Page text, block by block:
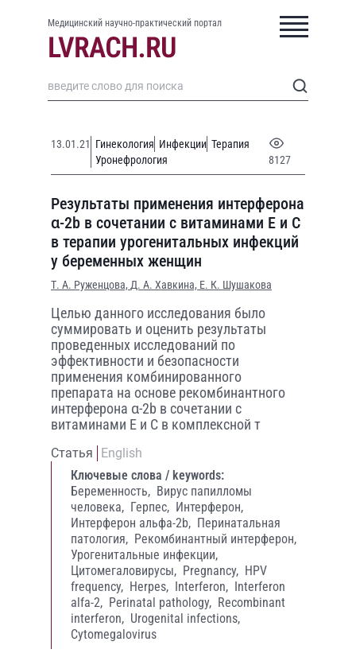
Медицинский научно-практический портал
13.01.21 Гинекология Инфекции Терапия
Уронефрология
8127
Результаты применения интерферона
α-2b в сочетании с витаминами Е и С
в терапии урогенитальных инфекций
у беременных женщин
Т. А. Руженцова, Д. А. Хавкина, Е. К. Шушакова
Целью данного исследования было
суммировать и оценить результаты
проведенных исследований по
эффективности и безопасности
применения комбинированного
препарата на основе рекомбинантного
интерферона α-2b в сочетании с
витаминами Е и С в комплексной т
Статья
English
Ключевые слова / keywords:
Беременность, Вирус папилломы
человека, Герпес, Интерферон,
Интерферон альфа-2b, Перинатальная
патология, Рекомбинантный интерферон,
Урогенитальные инфекции,
Цитомегаловирусы, Pregnancy, HPV
frequency, Herpes, Interferon, Interferon
alfa-2, Perinatal pathology, Recombinant
interferon, Urogenital infections,
Cytomegalovirus